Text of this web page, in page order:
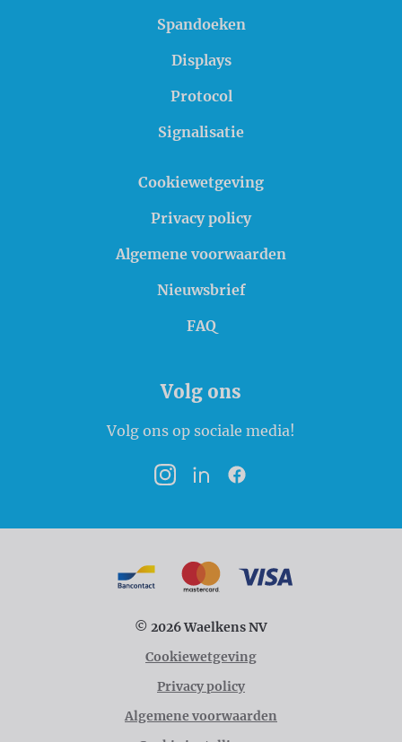
Spandoeken
Displays
Protocol
Signalisatie
Cookiewetgeving
Privacy policy
Algemene voorwaarden
Nieuwsbrief
FAQ
Volg ons
Volg ons op sociale media!
InstagramLinkedInFacebook
© 2026 Waelkens NV
Cookiewetgeving
Privacy policy
Algemene voorwaarden
Betaalmogelijkheden
BancontactMasterCard
VISA